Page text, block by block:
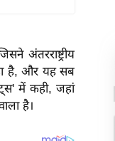
अंतरराष्ट्रीय
है, और यह सब
में कही, जहां
है।